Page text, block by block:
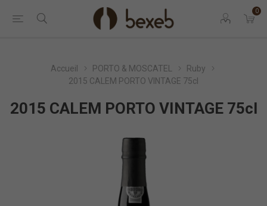
0
Accueil PORTO & MOSCATEL
Ruby
2015 CALEM PORTO VINTAGE 75cl
2015 CALEM PORTO VINTAGE 75cl